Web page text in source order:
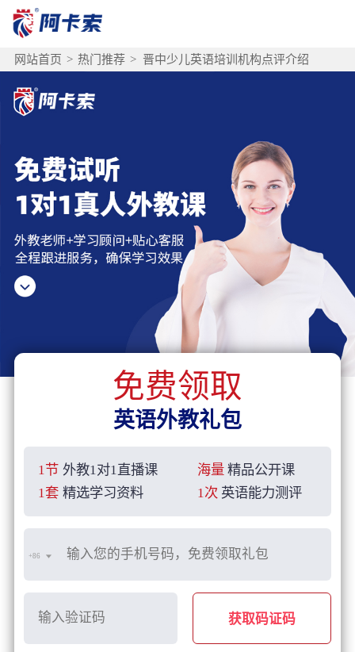
网站首页 > 热门推荐 > 晋中少儿英语培训机构点评介绍
免费领取
英语外教礼包
1节 外教1对1直播课 海量 精品公开课
1套 精选学习资料 1次 英语能力测评
+86
获取码证码